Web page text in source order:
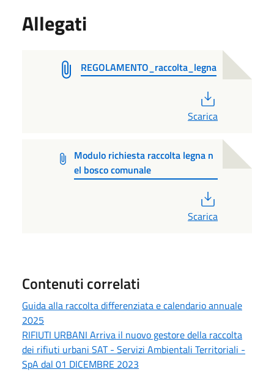
Allegati
REGOLAMENTO_raccolta_legna
Scarica
Modulo richiesta raccolta legna n
el bosco comunale
Scarica
Contenuti correlati
Guida alla raccolta differenziata e calendario annuale
2025
RIFIUTI URBANI Arriva il nuovo gestore della raccolta
dei rifiuti urbani SAT - Servizi Ambientali Territoriali -
SpA dal 01 DICEMBRE 2023